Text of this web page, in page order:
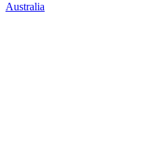
Australia